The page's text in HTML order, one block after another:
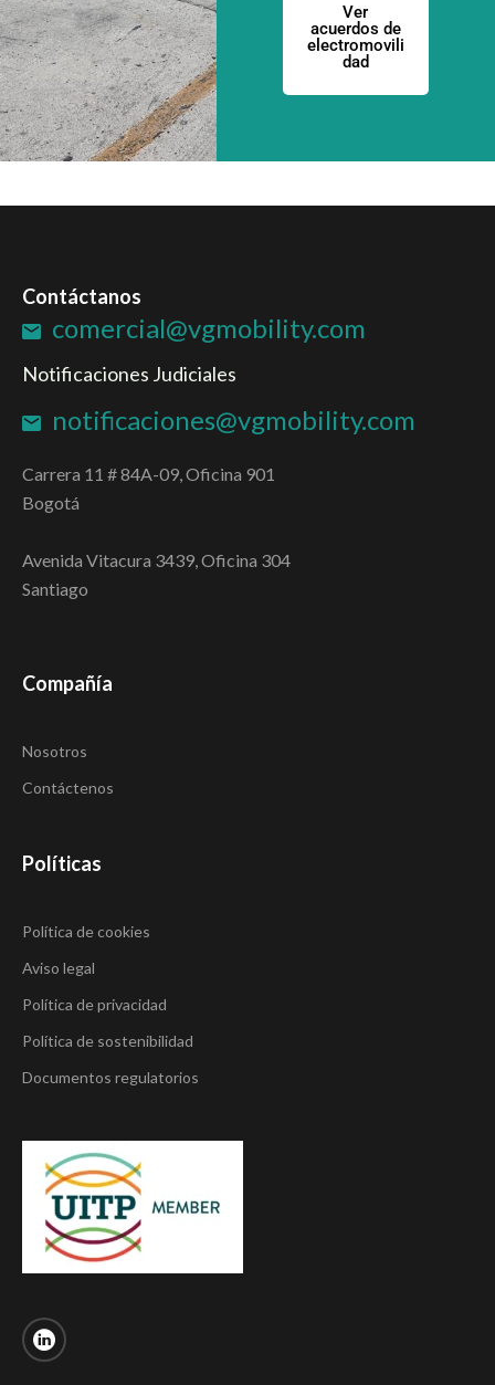
Ver
acuerdos de
electromovili
dad
Contáctanos
comercial@vgmobility.com
Notificaciones Judiciales
notificaciones@vgmobility.com
Carrera 11 # 84A-09, Oficina 901
Bogotá
Avenida Vitacura 3439, Oficina 304
Santiago
Compañía
Nosotros
Contáctenos
Políticas
Política de cookies
Aviso legal
Política de privacidad
Política de sostenibilidad
Documentos regulatorios